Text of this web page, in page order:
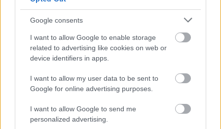
Google consents
I want to allow Google to enable storage
related to advertising like cookies on web or
device identifiers in apps.
I want to allow my user data to be sent to
Google for online advertising purposes.
I want to allow Google to send me
personalized advertising.
Hírek